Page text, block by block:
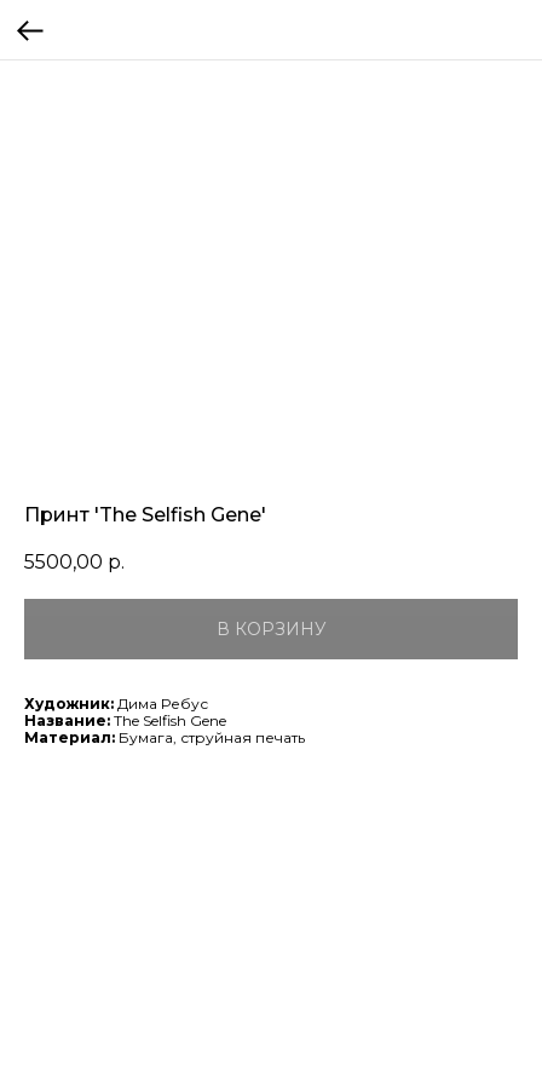
Принт 'The Selfish Gene'
5500,00 р.
В КОРЗИНУ
Художник: Дима Ребус
Название: The Selfish Gene
Материал: Бумага, струйная печать